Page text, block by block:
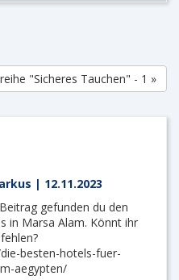
"Sicheres Tauchen" - 1 »
| 12.11.2023
gefunden du den
in Marsa Alam. Könnt ihr
besten-hotels-fuer-
aegypten/